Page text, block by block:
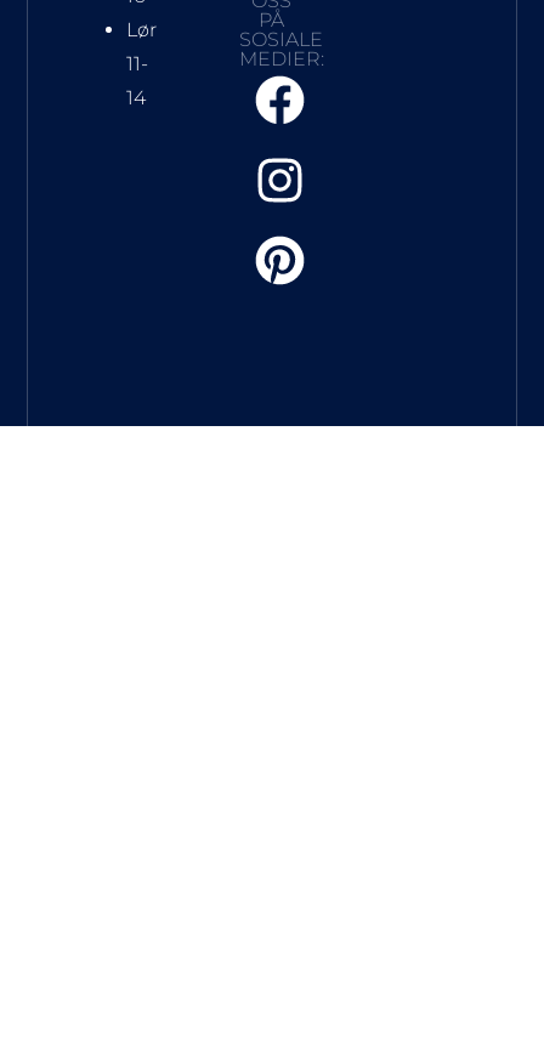
Lør
11-
14
PÅ
SOSIALE
MEDIER: